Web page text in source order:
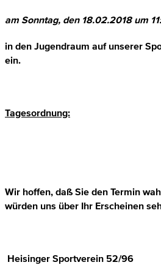
am Sonntag, den 18.02.2018 um
in den Jugendraum auf unserer
ein.
Tagesordnung:
Wir hoffen, daß Sie den Termin
würden uns über Ihr Erscheinen
Heisinger Sportverein 52/96